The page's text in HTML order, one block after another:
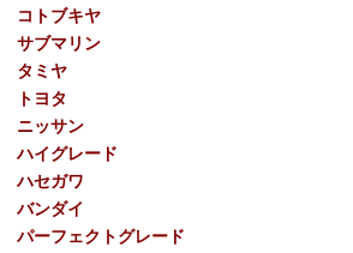
コトブキヤ
サブマリン
タミヤ
トヨタ
ニッサン
ハイグレード
ハセガワ
バンダイ
パーフェクトグレード